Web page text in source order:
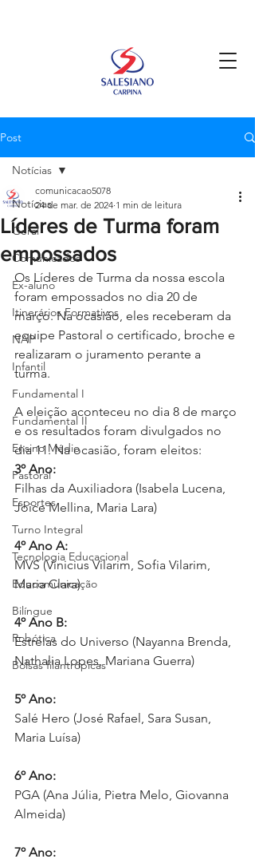
Post
Notícias
Geral
Comunicados
Ex-aluno
Itinerários Formativos
NAP
Infantil
Fundamental I
Fundamental II
Ensino Médio
Pastoral
Esportes
Turno Integral
Tecnologia Educacional
Educomunicação
Bilíngue
Robótica
Bolsas filantrópicas
Notícias
Líderes de Turma foram
empossados
comunicacao5078
24 de mar. de 2024 1 min de leitura
Os Líderes de Turma da nossa escola
foram empossados no dia 20 de
março. Na ocasião, eles receberam da
equipe Pastoral o certificado, broche e
realizaram o juramento perante a
turma.
A eleição aconteceu no dia 8 de março
e os resultados foram divulgados no
dia 11. Na ocasião, foram eleitos:
3º Ano:
Filhas da Auxiliadora (Isabela Lucena,
Joice Mellina, Maria Lara)
4º Ano A:
MVS (Vinicius Vilarim, Sofia Vilarim,
Maria Clara)
4º Ano B:
Estrelas do Universo (Nayanna Brenda,
Nathalia Lopes, Mariana Guerra)
5º Ano:
Salé Hero (José Rafael, Sara Susan,
Maria Luísa)
6º Ano:
PGA (Ana Júlia, Pietra Melo, Giovanna
Almeida)
7º Ano: